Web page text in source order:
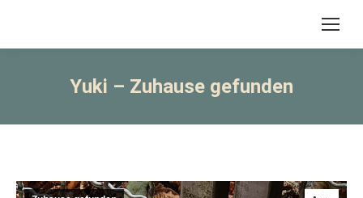
Yuki – Zuhause gefunden